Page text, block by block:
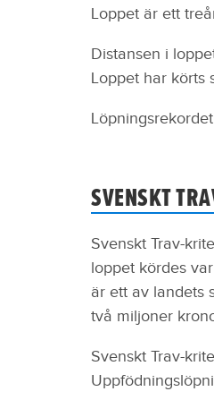
Loppet är ett
Distansen i
Loppet har körts
SVENSKT
Svenskt Trav-
loppet kördes
är ett av landets
två miljoner
Svenskt Trav-